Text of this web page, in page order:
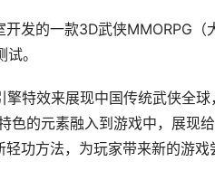
发的一款3D武侠MMORPG（
。
特效来展现中国传统武侠全球
色的元素融入到游戏中，展现
功方法，为玩家带来新的游戏